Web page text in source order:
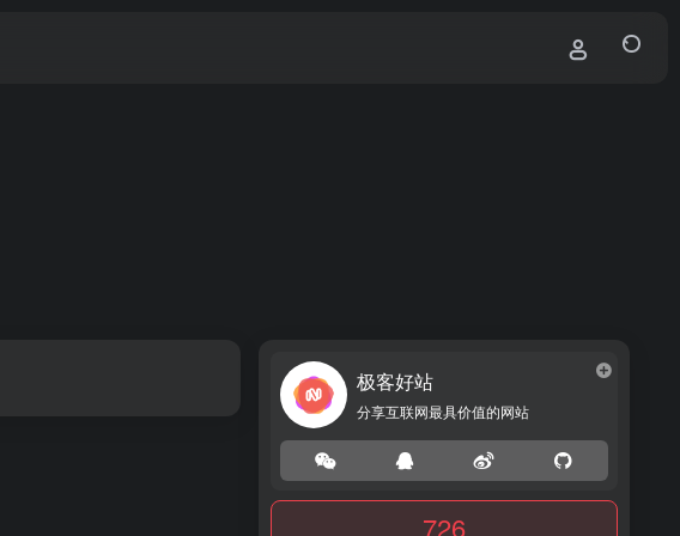
极客好站
分享互联网最具价值的网站
726